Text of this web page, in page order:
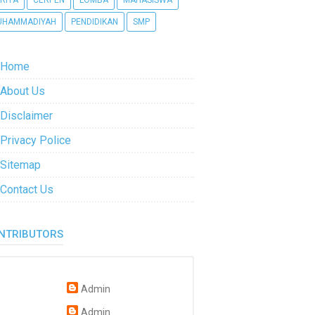
PENDIDIKAN SMP
Home
About Us
Disclaimer
Privacy Police
Sitemap
Contact Us
Admin
Admin